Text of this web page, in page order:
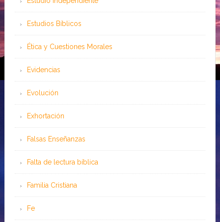
Estudios Bíblicos
Ética y Cuestiones Morales
Evidencias
Evolución
Exhortación
Falsas Enseñanzas
Falta de lectura bíblica
Familia Cristiana
Fe